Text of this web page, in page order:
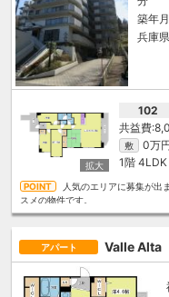
築年
兵庫
102
敷 0万
1階 4LDK
人気のエリアに募集が出
スメの物件です。
アパート Valle Alta